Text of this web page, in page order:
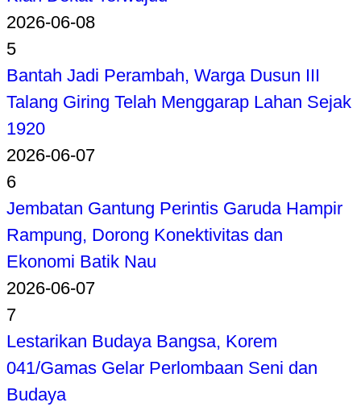
2026-06-08
5
Bantah Jadi Perambah, Warga Dusun III
Talang Giring Telah Menggarap Lahan Sejak
1920
2026-06-07
6
Jembatan Gantung Perintis Garuda Hampir
Rampung, Dorong Konektivitas dan
Ekonomi Batik Nau
2026-06-07
7
Lestarikan Budaya Bangsa, Korem
041/Gamas Gelar Perlombaan Seni dan
Budaya